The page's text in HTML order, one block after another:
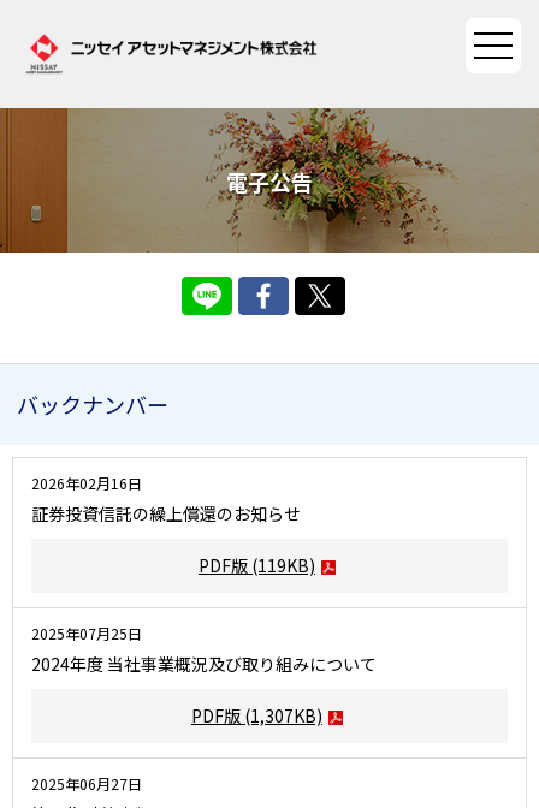
ファンド比較
決算カレンダー
海外休日カレンダー
投資信託新商品のご案内
ちょこっと3分！ファンドシアター
有価証券届出書の効力の発生の有無について
こだわりのインデックスファンド 購入・換金手数料なしシ
リーズ
マーケット情報
マーケット情報TOP
マーケット指数
大関 洋の「十字路」
資産形成ポータルTOP
資産形成サービス
Nダイレクト
資産形成サポート
お問い合わせ
サステナビリティ
サステナビリティTOP
サステナビリティ経営
トップメッセージ
サステナビリティ推進体制
ニッセイアセットについて
会社情報
プレスリリース
採用情報 English
検索したいキーワードを入力してください。
電子公告
バックナンバー
2026年02月16日
証券投資信託の繰上償還のお知らせ
PDF版 (119KB)
2025年07月25日
2024年度 当社事業概況及び取り組みについて
PDF版 (1,307KB)
2025年06月27日